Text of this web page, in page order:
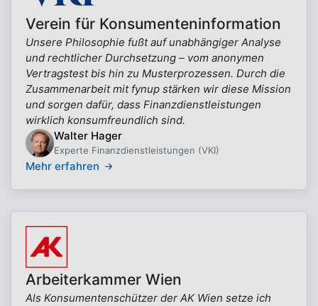
Verein für Konsumenteninformation
Unsere Philosophie fußt auf unabhängiger Analyse
und rechtlicher Durchsetzung – vom anonymen
Vertragstest bis hin zu Musterprozessen. Durch die
Zusammenarbeit mit fynup stärken wir diese Mission
und sorgen dafür, dass Finanzdienstleistungen
wirklich konsumfreundlich sind.
Walter Hager
Experte Finanzdienstleistungen (VKI)
Mehr erfahren
Arbeiterkammer Wien
Als Konsumentenschützer der AK Wien setze ich